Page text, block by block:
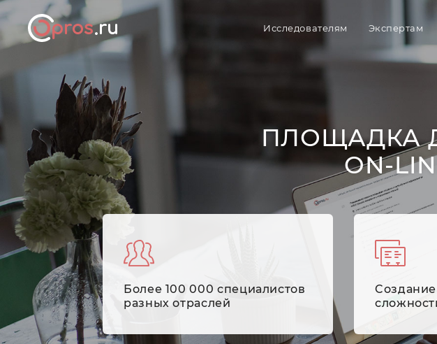
Исследователям Экспертам
ПЛОЩАДКА
ON-
Более 100 000 специалистов
разных отраслей